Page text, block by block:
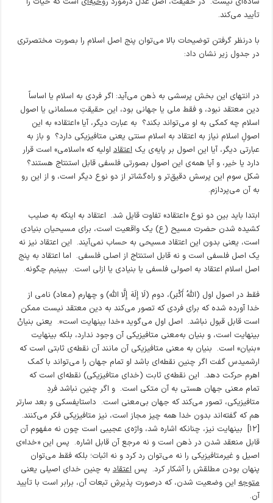
تأیید می‌کند.
با درنظر گرفتن توضیحات بالا می‌توان پنج اصل اسلام را بصورت مختصرتری
در جدول زیر نشان داد:
در انتهای این بخش پرسشی به ذهن می‌آید: اگر فردی به اسلام یا اساساً
دین معتقد نبود، و فقط ملی یا جهانی بود، این حقیقتِ مسلمانی یا اصول
اسلام چه کمکی به او می‌تواند بکند؟ به عبارت دیگر، آیا «اعتقاد» به این
اصولِ اسلام نیاز به اعتقاد به اسلام سنتی یعنی متافیزیکی دارد؟ و باز به
عبارتی دیگر، آیا این اصول بر پایه‌ی یکاعتقاداولیه که «اسلامی» است قرار
دارد یا خیر، و آیا همه‌ی این اصول بصورتی فلسفی قابل استنتاج هستند؟
شکل سوم این پرسش دقیق‌تر و راه‌گشاتر از دو نوع دیگر است، و از این رو
به آن می‌پردازم.
ابتدا باید بین دو نوع «اعتقاد» تفاوت قایل شد. اعتقاد به اینکه به صلیب
کشیده شدن حضرت مسیح (ع) یک واقعیت است، برای مسیحیان بنیادی
است، یعنی بدون این اعتقاد مسیحی به حساب نمی‌آیند. این اعتقاد نیز نه
یک اصل فلسفی است و نه قابل استنتاج از اصلی فلسفی. اما اعتقاد به پنج
اصل اسلام اعتقاد به اصولی فلسفی یا بنیادی یا ازلی است. ببینیم چگونه.
فقط در اصول اول (اللَّهُ أَکْبَر)، دوم (لَا إِلَهَ إِلَّا اللَّه) و چهارم (معاد) نامی از
خدا آورده شده که برای فردی که تصور می‌کند به دین معتقد نیست ممکن
است قابل قبول نباشد. اصل اول می‌گوید «خدا بینهایت است». یعنی بنیانْ
بینهایت است، و بنیان به‌معنی متافیزیکی آن وجود ندارد، بلکه بینهایت
«بنیان» است. بنیان به معنی متافیزیکی آن مانند آن نقطه‌ی ثابتی است که
ارشمیدس گفت اگر چنین نقطه‌ای باشد او تمام جهان را می‌تواند با کمک
اهرم حرکت دهد. این نقطه‌ی ثابت (خدای متافیزیکی) نقطه‌ای است که
تمام معنی جهان هستی به آن متکی است. و اگر چنین نباشد فردِ
متافیزیکی، تصور می‌کند که جهان بی‌معنی است. داستایفسکی و بعد سارتر
هم که گفته‌اند بدون خدا همه چیز مجاز است، نیز متافیزیکی فکر می‌کنند.
[۱۲] بینهایت نیز، چنانکه اشاره شد، واژه‌ی عجیبی است چون نه مفهوم آن
قابل منعقد شدن در ذهن است و نه مرجع آن قابل اشاره. پس این «خدا»ی
اصیل و غیرمتافیزیکی را نه می‌توان رد کرد و نه اثبات؛ بلکه فقط می‌توان
پنهان بودن مطلقش را آشکار کرد. پساعتقادبه چنین خدای اصیلی یعنی
متوجهاین وضعیت شدن، که درصورت پذیرشِ تبعات آن، برابر است با تأیید
آن.